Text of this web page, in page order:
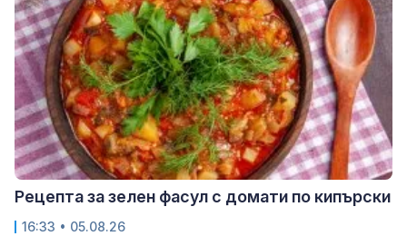
Рецепта за зелен фасул с домати по кипърски
16:33 • 05.08.26